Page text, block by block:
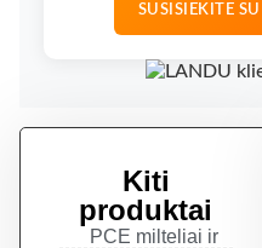
SUSISIEKITE
Kiti
produktai
PCE milteliai ir